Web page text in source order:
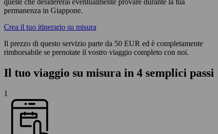
permanenza in Giappone.
Crea il tuo itinerario su misura
Il prezzo di questo servizio parte da 50 EUR ed è completamente
rimborsabile se prenotate il vostro viaggio completo con noi.
Il tuo viaggio su misura in 4 semplici passi
1